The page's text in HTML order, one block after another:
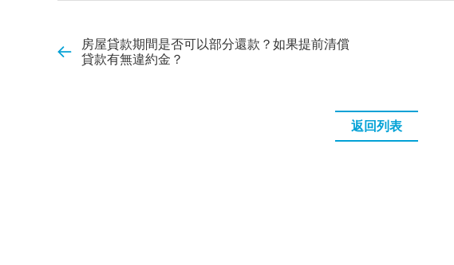
房屋貸款期間是否可以部分還款？如果提前清償
貸款有無違約金？
返回列表